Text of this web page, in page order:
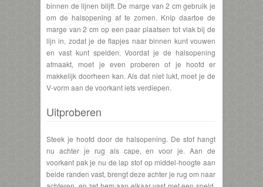
binnen de lijnen blijft. De marge van 2 cm gebruik je
om de halsopening af te zomen. Knip daartoe de
marge van 2 cm op een paar plaatsen tot vlak bij de
lijn in, zodat je de flapjes naar binnen kunt vouwen
en vast kunt spelden. Voordat je de halsopening
afmaakt, moet je even proberen of je hoofd er
makkelijk doorheen kan. Als dat niet lukt, moet je de
V-vorm aan de voorkant iets verdiepen.
Uitproberen
Steek je hoofd door de halsopening. De stof hangt
nu achter je rug als cape, en voor je. Aan de
voorkant pak je nu de lap stof op middel-hoogte aan
beide randen vast, brengt deze achter je rug om naar